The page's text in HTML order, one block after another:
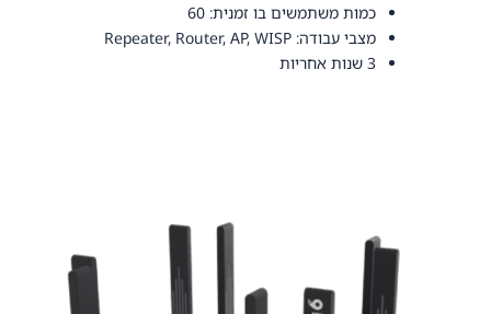
כמות משתמשים בו זמנית: 60
מצבי עבודה: Repeater, Router, AP, WISP
3 שנות אחריות